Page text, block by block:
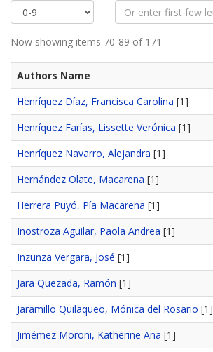
Now showing items 70-89 of 171
Authors Name
Henríquez Díaz, Francisca Carolina [1]
Henríquez Farías, Lissette Verónica [1]
Henríquez Navarro, Alejandra [1]
Hernández Olate, Macarena [1]
Herrera Puyó, Pía Macarena [1]
Inostroza Aguilar, Paola Andrea [1]
Inzunza Vergara, José [1]
Jara Quezada, Ramón [1]
Jaramillo Quilaqueo, Mónica del Rosario [1]
Jimémez Moroni, Katherine Ana [1]